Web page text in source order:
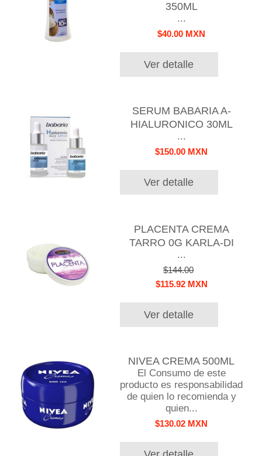
350ML
...
$40.00 MXN
Ver detalle
SERUM BABARIA A-
HIALURONICO 30ML
...
$150.00 MXN
Ver detalle
PLACENTA CREMA
TARRO 0G KARLA-DI
...
$144.00
$115.92 MXN
Ver detalle
NIVEA CREMA 500ML
El Consumo de este
producto es responsabilidad
de quien lo recomienda y
quien...
$130.02 MXN